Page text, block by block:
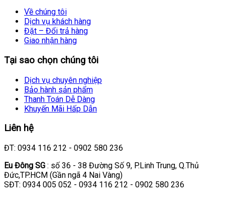
Về chúng tôi
Dịch vụ khách hàng
Đặt – Đổi trả hàng
Giao nhận hàng
Tại sao chọn chúng tôi
Dịch vụ chuyên nghiệp
Bảo hành sản phẩm
Thanh Toán Dễ Dàng
Khuyến Mãi Hấp Dẫn
Liên hệ
ĐT: 0934 116 212 - 0902 580 236
Eu Đông SG : số 36 - 38 Đường Số 9, P.Linh Trung, Q.Thủ
Đức,TP.HCM (Gần ngã 4 Nai Vàng)
SĐT: 0934 005 052 - 0934 116 212 - 0902 580 236